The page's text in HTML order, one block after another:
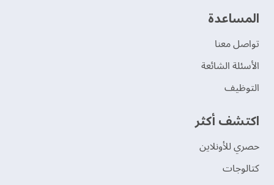
‫المساعدة‬
تواصل معنا
الأسئلة الشائعة
التوظيف
اكتشف أكثر
حصري للأونلاين
‫كتالوجات‬